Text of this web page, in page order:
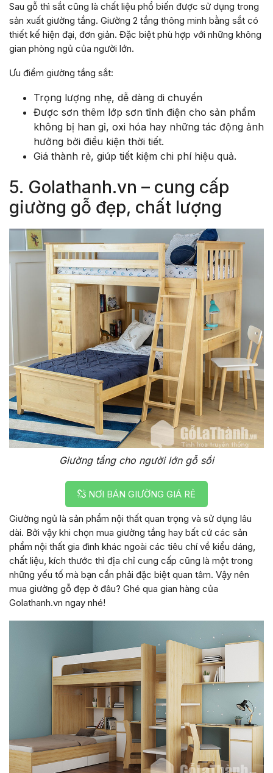
Sau gỗ thì sắt cũng là chất liệu phổ biến được sử dụng trong
sản xuất giường tầng. Giường 2 tầng thông minh bằng sắt có
thiết kế hiện đại, đơn giản. Đặc biệt phù hợp với những không
gian phòng ngủ của người lớn.
Ưu điểm giường tầng sắt:
Trọng lượng nhẹ, dễ dàng di chuyển
Được sơn thêm lớp sơn tĩnh điện cho sản phẩm
không bị han gỉ, oxi hóa hay những tác động ảnh
hưởng bởi điều kiện thời tiết.
Giá thành rẻ, giúp tiết kiệm chi phí hiệu quả.
5. Golathanh.vn – cung cấp
giường gỗ đẹp, chất lượng
Giường tầng cho người lớn gỗ sồi
NƠI BÁN GIƯỜNG GIÁ RẺ
Giường ngủ là sản phẩm nội thất quan trọng và sử dụng lâu
dài. Bởi vậy khi chọn mua giường tầng hay bất cứ các sản
phẩm nội thất gia đình khác ngoài các tiêu chí về kiểu dáng,
chất liệu, kích thước thì địa chỉ cung cấp cũng là một trong
những yếu tố mà bạn cần phải đặc biệt quan tâm. Vậy nên
mua giường gỗ đẹp ở đâu? Ghé qua gian hàng của
Golathanh.vn ngay nhé!